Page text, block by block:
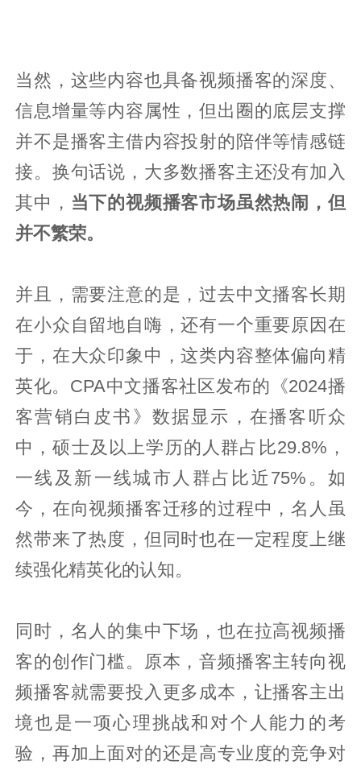
当然，这些内容也具备视频播客的深度、
信息增量等内容属性，但出圈的底层支撑
并不是播客主借内容投射的陪伴等情感链
接。换句话说，大多数播客主还没有加入
其中， 当下的视频播客市场虽然热闹，但
并不繁荣。
并且，需要注意的是，过去中文播客长期
在小众自留地自嗨，还有一个重要原因在
于，在大众印象中，这类内容整体偏向精
英化。CPA中文播客社区发布的《2024播
客营销白皮书》数据显示，在播客听众
中，硕士及以上学历的人群占比29.8%，
一线及新一线城市人群占比近75%。如
今，在向视频播客迁移的过程中，名人虽
然带来了热度，但同时也在一定程度上继
续强化精英化的认知。
同时，名人的集中下场，也在拉高视频播
客的创作门槛。原本，音频播客主转向视
频播客就需要投入更多成本，让播客主出
境也是一项心理挑战和对个人能力的考
验，再加上面对的还是高专业度的竞争对